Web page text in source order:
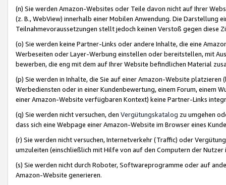
(n) Sie werden Amazon-Websites oder Teile davon nicht auf Ihrer
(z. B., WebView) innerhalb einer Mobilen Anwendung. Die Darstellung
Teilnahmevoraussetzungen stellt jedoch keinen Verstoß gegen diese
(o) Sie werden keine Partner-Links oder andere Inhalte, die eine
Werbeseiten oder Layer-Werbung einstellen oder bereitstellen, mit
bewerben, die eng mit dem auf Ihrer Website befindlichen Material
(p) Sie werden in Inhalte, die Sie auf einer Amazon-Website
Werbediensten oder in einer Kundenbewertung, einem Forum, einem
einer Amazon-Website verfügbaren Kontext) keine Partner-Links
(q) Sie werden nicht versuchen, den Vergütungskatalog zu umgehen
dass sich eine Webpage einer Amazon-Website im Browser eines
(r) Sie werden nicht versuchen, Internetverkehr (Traffic) oder
umzuleiten (einschließlich mit Hilfe von auf den Computern der
(s) Sie werden nicht durch Roboter, Softwareprogramme oder auf
Amazon-Website generieren.